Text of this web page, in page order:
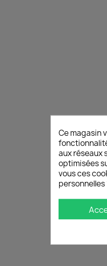
Ce magasin
aux réseaux
optimisées
vous ces
personnelles